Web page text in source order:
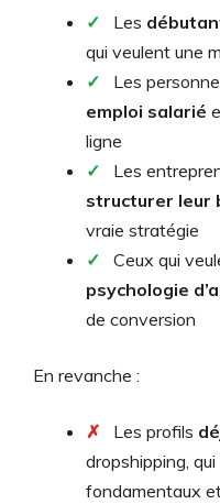
✓ Les
qui veulent une
✓
Les
emploi salarié
ligne
✓
Les
structurer leur
vraie stratégie
✓
Ceux qui
psychologie
de conversion
En revanche :
✗ Les profils
dropshipping,
fondamentaux